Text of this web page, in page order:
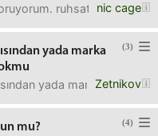
nic cage
ruhsatsız silah
(3)
yada marka
Zetnikov
yada marka isminden
(4)
mu?